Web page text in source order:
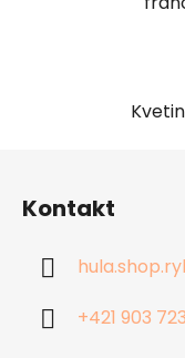
Kontakt
+421 903